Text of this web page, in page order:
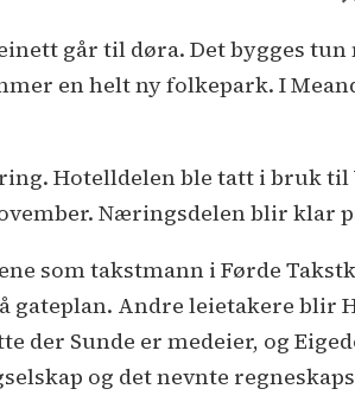
går til døra. Det bygges tun
en helt ny folkepark. I
Hotelldelen ble tatt i bruk
Næringsdelen blir klar
som takstmann i Førde
gateplan. Andre leietakere blir
der Sunde er medeier, og
og det nevnte